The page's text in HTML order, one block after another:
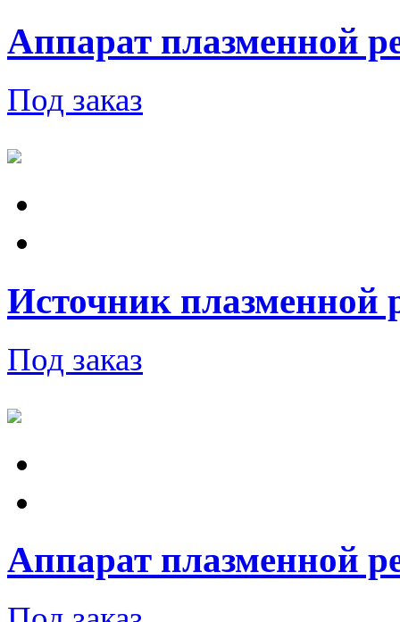
Аппарат плазменной
Под заказ
Источник плазменной
Под заказ
Аппарат плазменной